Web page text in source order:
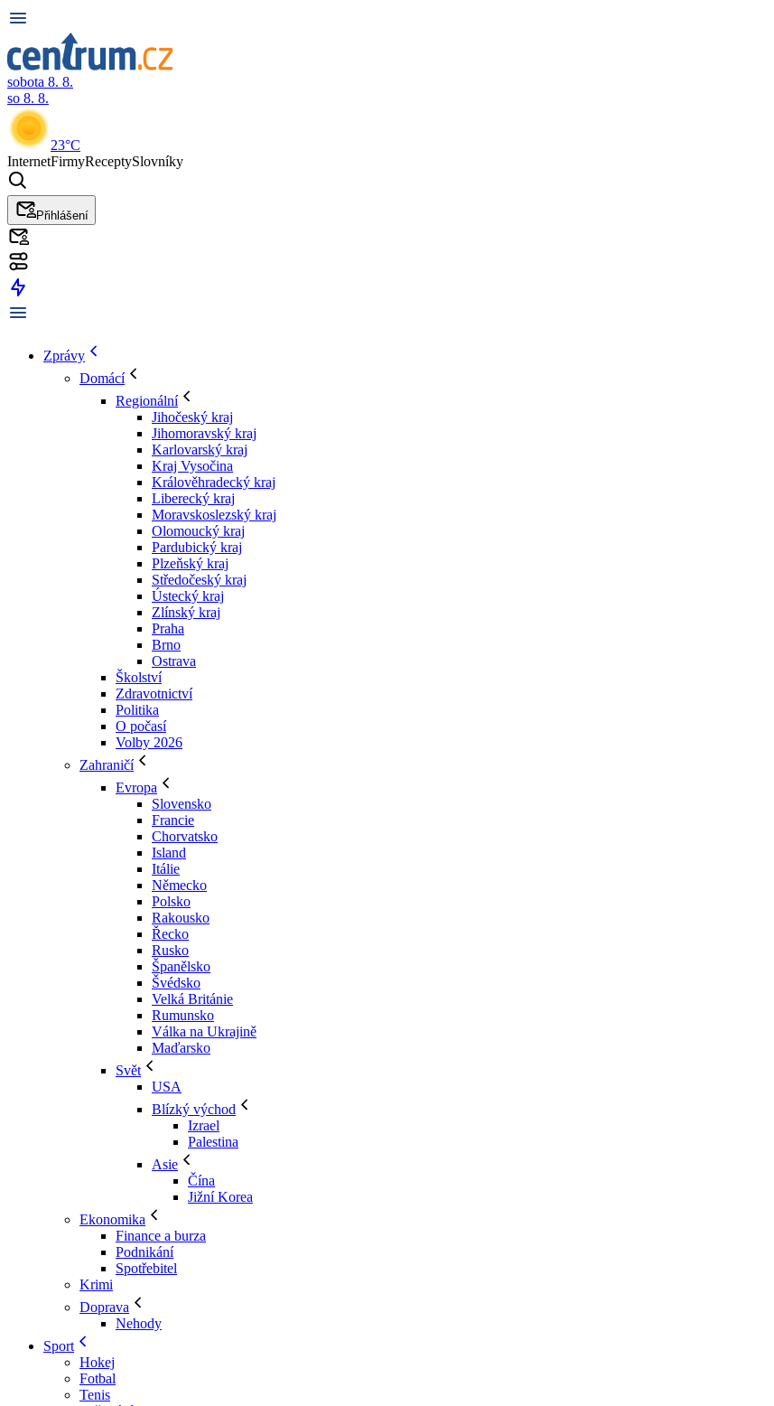
sobota 8. 8.
so 8. 8.
23°C
InternetFirmyReceptySlovníky
Přihlášení
Zprávy
Domácí
Regionální
Jihočeský kraj
Jihomoravský kraj
Karlovarský kraj
Kraj Vysočina
Králověhradecký kraj
Liberecký kraj
Moravskoslezský kraj
Olomoucký kraj
Pardubický kraj
Plzeňský kraj
Středočeský kraj
Ústecký kraj
Zlínský kraj
Praha
Brno
Ostrava
Školství
Zdravotnictví
Politika
O počasí
Volby 2026
Zahraničí
Evropa
Slovensko
Francie
Chorvatsko
Island
Itálie
Německo
Polsko
Rakousko
Řecko
Rusko
Španělsko
Švédsko
Velká Británie
Rumunsko
Válka na Ukrajině
Maďarsko
Svět
USA
Blízký východ
Izrael
Palestina
Asie
Čína
Jižní Korea
Ekonomika
Finance a burza
Podnikání
Spotřebitel
Krimi
Doprava
Nehody
Sport
Hokej
Fotbal
Tenis